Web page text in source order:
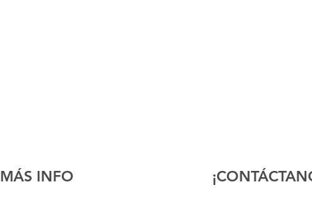
MÁS INFO